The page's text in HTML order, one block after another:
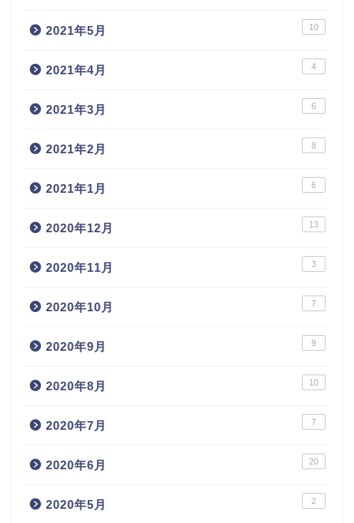
2021年5月 10
2021年4月 4
2021年3月 6
2021年2月 8
2021年1月 6
2020年12月 13
2020年11月 3
2020年10月 7
2020年9月 9
2020年8月 10
2020年7月 7
2020年6月 20
2020年5月 2